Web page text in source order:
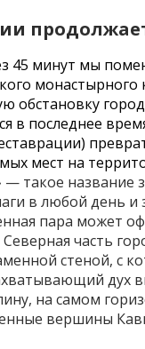
45 минут мы
монастырного
обстановку
в последнее
мест на
такое название
в любой день и
пара может
часть
стеной, с
дух
на самом
вершины